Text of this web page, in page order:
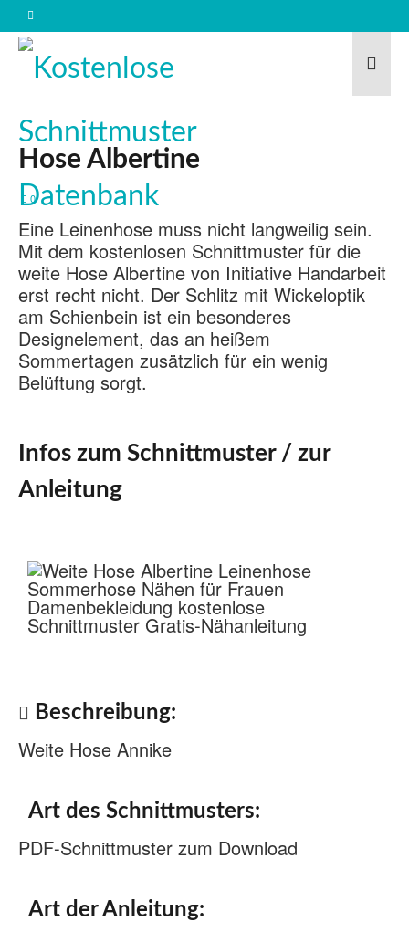
Hose Albertine
0
Eine Leinenhose muss nicht langweilig sein.
Mit dem kostenlosen Schnittmuster für die
weite Hose Albertine von Initiative Handarbeit
erst recht nicht. Der Schlitz mit Wickeloptik
am Schienbein ist ein besonderes
Designelement, das an heißem
Sommertagen zusätzlich für ein wenig
Belüftung sorgt.
Infos zum Schnittmuster / zur
Anleitung
Beschreibung:
Weite Hose Annike
Art des Schnittmusters:
PDF-Schnittmuster zum Download
Art der Anleitung: